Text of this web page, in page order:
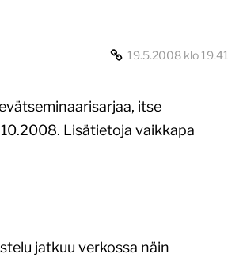
19.5.2008 klo 19.41
itse
Lisätietoja vaikkapa
jatkuu verkossa näin